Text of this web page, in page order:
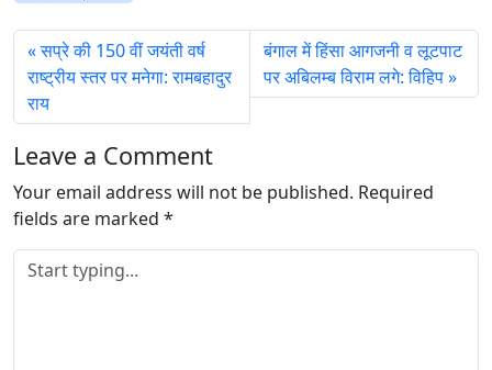
n
g
…
सप्रे की 150 वीं जयंती वर्ष
राष्ट्रीय स्तर पर मनेगा: रामबहादुर
राय
बंगाल में हिंसा आगजनी व लूटपाट
पर अबिलम्ब विराम लगे: विहिप
Leave a Comment
Your email address will not be published. Required
fields are marked *